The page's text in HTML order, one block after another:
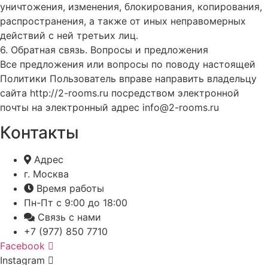
уничтожения, изменения, блокирования, копирования,
распространения, а также от иных неправомерных
действий с ней третьих лиц.
6. Обратная связь. Вопросы и предложения
Все предложения или вопросы по поводу настоящей
Политики Пользователь вправе направить владельцу
сайта http://2-rooms.ru посредством электронной
почты на электронный адрес info@2-rooms.ru
Контакты
Адрес
г. Москва
Время работы
Пн-Пт с 9:00 до 18:00
Связь с нами
+7 (977) 850 7710
Facebook
Instagram